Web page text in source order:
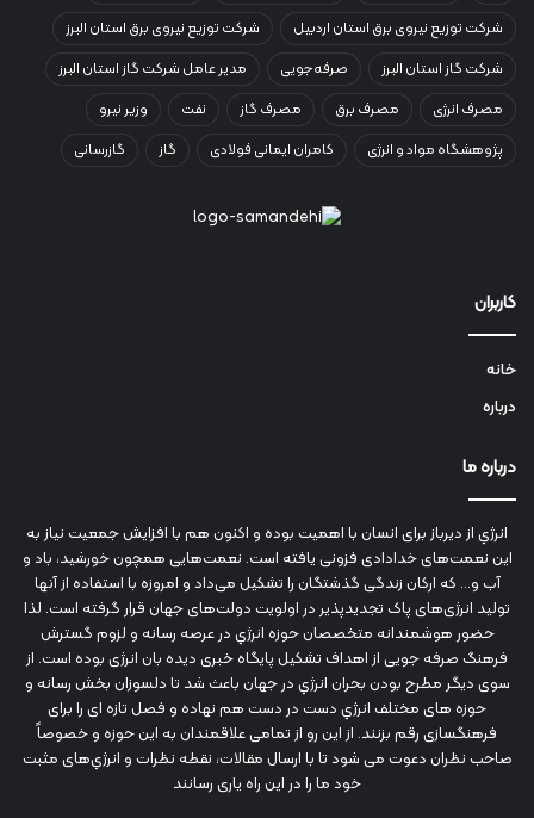
شرکت توزیع نیروی برق استان اردبیل
شرکت توزیع نیروی برق استان البرز
شرکت گاز استان البرز
صرفه‌جویی
مدیر عامل شرکت گاز استان البرز
مصرف انرژی
مصرف برق مصرف گاز نفت
وزیر نیرو
پژوهشگاه مواد و انرژی
کامران ایمانی فولادی گاز گازرسانی
کاربران
خانه
درباره
درباره ما
انرژي‌ از دیرباز برای انسان با اهمیت بوده و اکنون هم با افزایش جمعیت نیاز به
این نعمت‌های خدادادی فزونی یافته است. نعمت‌هایی همچون خورشید، باد و
آب و... که ارکان زندگی گذشتگان را تشکیل می‌داد و امروزه با استفاده از آنها
تولید انرژی‌های پاک تجدیدپذیر در اولویت دولت‌های جهان قرار گرفته است. لذا
حضور هوشمندانه متخصصان حوزه انرژي در عرصه رسانه و لزوم گسترش
فرهنگ صرفه جویی از اهداف تشکیل پایگاه خبری دیده بان انرژی بوده است. از
سوی دیگر مطرح بودن بحران انرژي در جهان باعث شد تا دلسوزان بخش رسانه و
حوزه های مختلف انرژي دست در دست هم نهاده و فصل تازه ای را برای
فرهنگسازی رقم بزنند. از این رو از تمامی علاقمندان به این حوزه و خصوصاً
صاحب نظران دعوت می شود تا با ارسال مقالات، نقطه نظرات و انرژي‌های مثبت
خود ما را در این راه یاری رسانند